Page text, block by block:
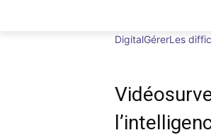
DigitalGérerLes